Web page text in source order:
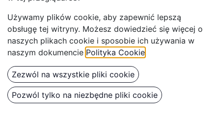
Używamy plików cookie, aby zapewnić lepszą
obsługę tej witryny. Możesz dowiedzieć się więcej o
naszych plikach cookie i sposobie ich używania w
naszym dokumencie Polityka Cookie
Zezwól na wszystkie pliki cookie
Pozwól tylko na niezbędne pliki cookie